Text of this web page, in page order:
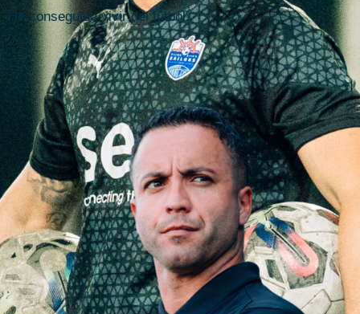
He conseguido vivir del fútbol.